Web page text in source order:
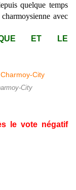
quelque temps
avec
ET LE
City
le vote négatif